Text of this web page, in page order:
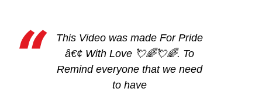
This Video was made For Pride
â€¢ With Love 💘🌈💘🌈. To
Remind everyone that we need
to have